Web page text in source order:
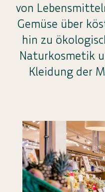
von
Gemüse über
hin zu
Naturkosmetik
Kleidung der